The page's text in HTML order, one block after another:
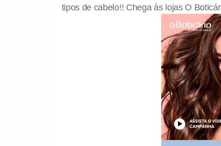
tipos de cabelo!! Chega às lojas O